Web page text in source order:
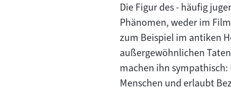
Die Figur des - häufig
Phänomen, weder im
zum Beispiel im antiken
außergewöhnlichen
machen ihn
Menschen und erlaubt